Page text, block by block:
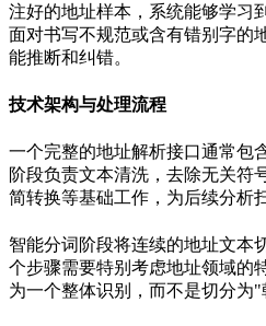
注好的地址样本，系统能够学习
面对书写不规范或含有错别字的
能推断和纠错。
技术架构与处理流程
一个完整的地址解析接口通常包
阶段负责文本清洗，去除无关符
简转换等基础工作，为后续分析
智能分词阶段将连续的地址文本
个步骤需要特别考虑地址领域的
为一个整体识别，而不是切分为"